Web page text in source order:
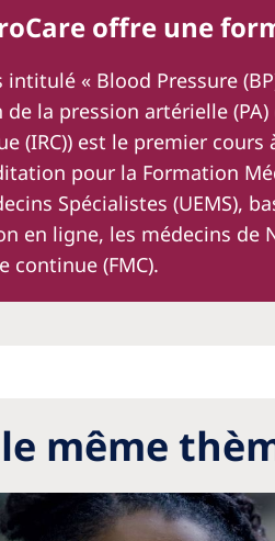
offre une
intitulé « Blood Pressure
de la pression artérielle
(IRC)) est le premier
pour la Formation
Spécialistes (UEMS),
en ligne, les médecins de
continue (FMC).
même